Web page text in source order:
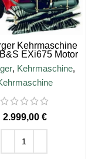
Kehrmaschine
EXi675 Motor
, Kehrmaschine,
€